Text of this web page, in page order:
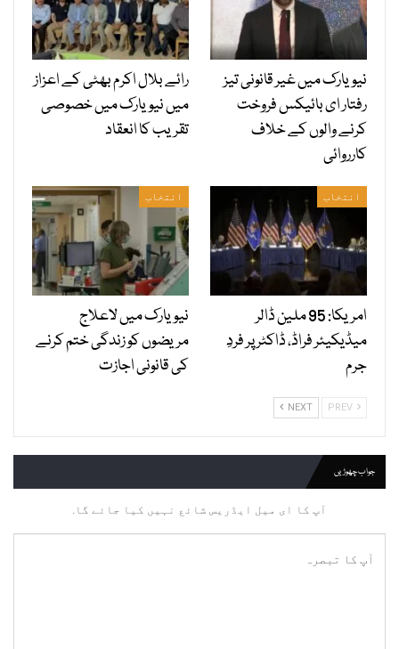
نیویارک میں غیر قانونی تیز
رفتار ای بائیکس فروخت
کرنے والوں کے خلاف
کارروائی
رائے بلال اکرم بھٹی کے اعزاز
میں نیویارک میں خصوصی
تقریب کا انعقاد
انتخاب
امریکا: 95 ملین ڈالر
میڈیکیئر فراڈ، ڈاکٹر پر فردِ
جرم
انتخاب
نیویارک میں لاعلاج
مریضوں کو زندگی ختم کرنے
کی قانونی اجازت
NEXT
جواب چھوڑیں
آپ کا ای میل ایڈریس شائع نہیں کیا جائے گا.